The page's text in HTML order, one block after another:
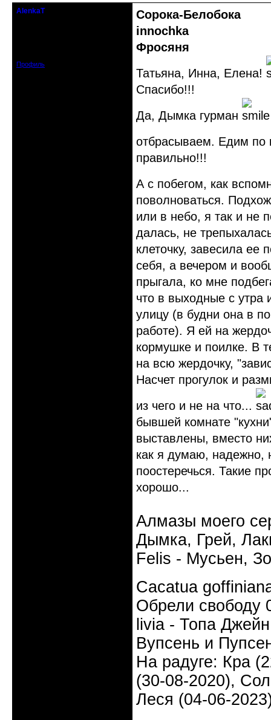
AlenkaT
Профиль
Сорока-Белобока
innochka
Фросяня
Татьяна, Инна, Елена!
Спасибо!!!
Да, Дымка гурман
отбрасываем. Едим по
правильно!!!
А с побегом, как
поволноваться.
или в небо, я так и не
далась, не
клеточку, завесила ее
себя, а вечером и
прыгала, ко мне
что в выходные с утра
улицу (в будни она в
работе). Я ей на
кормушке и поилке. В
на всю жердочку,
Насчет прогулок и
из чего и не на что...
бывшей комнате
выставлены, вместо
как я думаю, надежно,
поостеречься. Такие
хорошо...
Алмазы моего
Дымка, Грей,
Felis - Мусьен,
Cacatua
Обрели свободу
livia - Топа
Вупсень и
На радуге: Кра
(30-08-2020),
Леся (04-06-